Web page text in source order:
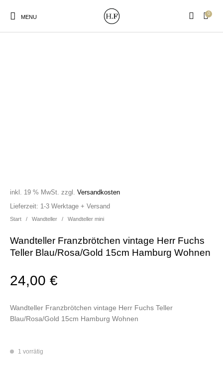
MENU
0
Start / Wandteller / Wandteller mini
Wandteller Franzbrötchen vintage Herr Fuchs
Teller Blau/Rosa/Gold 15cm Hamburg Wohnen
24,00€
inkl. 19 % MwSt. zzgl.Versandkosten
Wandteller Franzbrötchen vintage Herr Fuchs Teller
Blau/Rosa/Gold 15cm Hamburg Wohnen
Lieferzeit: 1-3 Werktage + Versand
1 vorrätig